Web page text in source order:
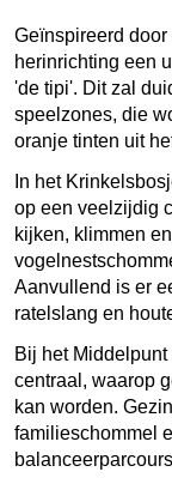
Geïnspireerd
herinrichting een
'de tipi'. Dit zal
speelzones, die
oranje tinten uit
In het
op een veelzijdig
kijken, klimmen
Aanvullend is er
ratelslang en
Bij het
centraal, waarop
kan worden.
familieschommel